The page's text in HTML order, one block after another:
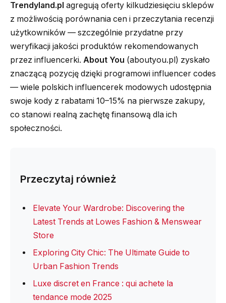
Trendyland.pl agregują oferty kilkudziesięciu sklepów
z możliwością porównania cen i przeczytania recenzji
użytkowników — szczególnie przydatne przy
weryfikacji jakości produktów rekomendowanych
przez influencerki. About You (aboutyou.pl) zyskało
znaczącą pozycję dzięki programowi influencer codes
— wiele polskich influencerek modowych udostępnia
swoje kody z rabatami 10–15% na pierwsze zakupy,
co stanowi realną zachętę finansową dla ich
społeczności.
Przeczytaj również
Elevate Your Wardrobe: Discovering the
Latest Trends at Lowes Fashion & Menswear
Store
Exploring City Chic: The Ultimate Guide to
Urban Fashion Trends
Luxe discret en France : qui achete la
tendance mode 2025